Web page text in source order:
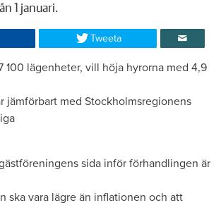
1 januari.
Tweeta
100 lägenheter, vill höja hyrorna med 4,9
jämförbart med Stockholmsregionens
sida inför förhandlingen är
ska vara lägre än inflationen och att